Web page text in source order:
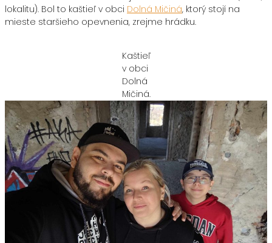
lokalitu). Bol to kaštieľ v obci Dolná Mičiná, ktorý stojí na
mieste staršieho opevnenia, zrejme hrádku.
Kaštieľ
v obci
Dolná
Mičiná.